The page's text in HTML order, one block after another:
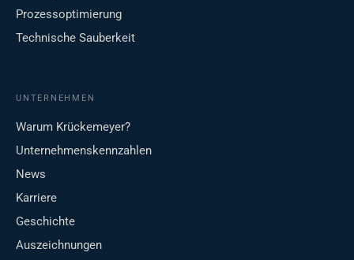
Prozessoptimierung
Technische Sauberkeit
UNTERNEHMEN
Warum Krückemeyer?
Unternehmenskennzahlen
News
Karriere
Geschichte
Auszeichnungen